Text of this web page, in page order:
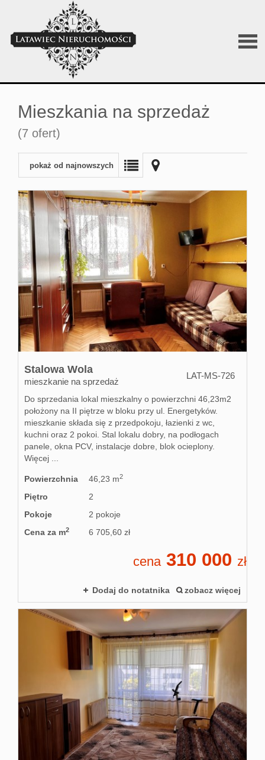
O
Mieszkania na sprzedaż
(7 ofert)
pokaż od najnowszych
Stalowa Wola
mieszkanie na sprzedaż
LAT-MS-726
Do sprzedania lokal mieszkalny o powierzchni 46,23m2
położony na II piętrze w bloku przy ul. Energetyków.
mieszkanie składa się z przedpokoju, łazienki z wc,
kuchni oraz 2 pokoi. Stal lokalu dobry, na podłogach
panele, okna PCV, instalacje dobre, blok ocieplony.
Więcej ...
Powierzchnia 46,23 m2
Piętro
2
Pokoje
2 pokoje
Cena za m2 6 705,60 zł
cena310 000 zł
Dodaj do notatnika zobacz więcej